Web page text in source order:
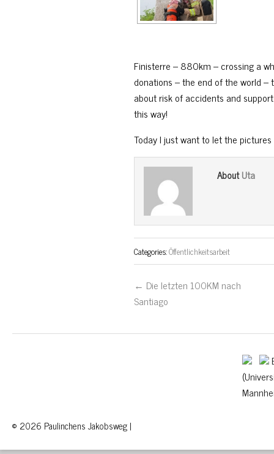
Finisterre – 880km – crossing a
donations – the end of the world –
about risk of accidents and
this way!
Today I just want to let the
AboutUta
Categories:Öffentlichkeitsarbeit
← Die letzten 100KM nach
Santiago
© 2026 Paulinchens Jakobsweg |